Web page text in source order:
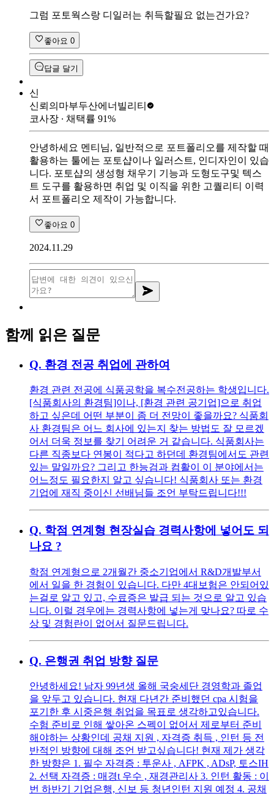
그럼 포토웍스랑 디일러는 취득할필요 없는건가요?
좋아요 0
답글 달기
신
신뢰의마부두산에너빌리티
코사장 ∙ 채택률 91%
안녕하세요 멘티님, 일반적으로 포트폴리오를 제작할 때
활용하는 툴에는 포토샵이나 일러스트, 인디자인이 있습
니다. 포토샵의 생성형 채우기 기능과 도형도구및 텍스
트 도구를 활용하면 취업 및 이직을 위한 고퀄리티 이력
서 포트폴리오 제작이 가능합니다.
좋아요 0
2024.11.29
함께 읽은 질문
Q. 환경 전공 취업에 관하여
환경 관련 전공에 식품공학을 복수전공하는 학생입니다.
[식품회사의 환경팀]이나, [환경 관련 공기업]으로 취업
하고 싶은데 어떤 부분이 좀 더 전망이 좋을까요? 식품회
사 환경팀은 어느 회사에 있는지 찾는 방법도 잘 모르겠
어서 더욱 정보를 찾기 어려운 거 같습니다. 식품회사는
다른 직종보다 연봉이 적다고 하던데 환경팀에서도 관련
있는 말일까요? 그리고 한능검과 컴활이 이 분야에서는
어느정도 필요한지 알고 싶습니다! 식품회사 또는 환경
기업에 재직 중이신 선배님들 조언 부탁드립니다!!!
Q. 학점 연계형 현장실습 경력사항에 넣어도 되
나요 ?
학점 연계형으로 2개월간 중소기업에서 R&D개발부서
에서 일을 한 경험이 있습니다. 다만 4대보험은 안되어있
는걸로 알고 있고, 수료증은 발급 되는 것으로 알고 있습
니다. 이럴 경우에는 경력사항에 넣는게 맞나요? 따로 수
상 및 경험란이 없어서 질문드립니다.
Q. 은행권 취업 방향 질문
안녕하세요! 남자 99년생 올해 국숭세단 경영학과 졸업
을 앞두고 있습니다. 현재 다년간 준비했던 cpa 시험을
포기한 후 시중은행 취업을 목표로 생각하고있습니다.
수험 준비로 인해 쌓아온 스펙이 없어서 제로부터 준비
해야하는 상황인데 공채 지원 , 자격증 취득 , 인턴 등 전
반적인 방향에 대해 조언 받고싶습니다! 현재 제가 생각
한 방향은 1. 필수 자격증 : 투운사 , AFPK , ADsP, 토스IH
2. 선택 자격증 : 매경t 우수 , 재경관리사 3. 인턴 활동 : 이
번 하반기 기업은행, 신보 등 청년인턴 지원 예정 4. 공채